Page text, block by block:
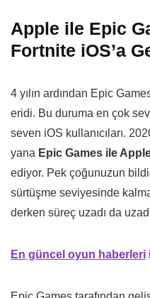
Apple ile Epic
Fortnite iOS’a
4 yılın ardından Epic
eridi. Bu duruma en çok
seven iOS kullanıcıları.
yana Epic Games ile
ediyor. Pek çoğunuzun
sürtüşme seviyesinde
derken süreç uzadı da
En güncel oyun haberleri